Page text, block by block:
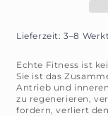
Lieferzeit: 3–8
Echte Fitness ist
Sie ist das
Antrieb und
zu regenerieren,
fordern, verliert